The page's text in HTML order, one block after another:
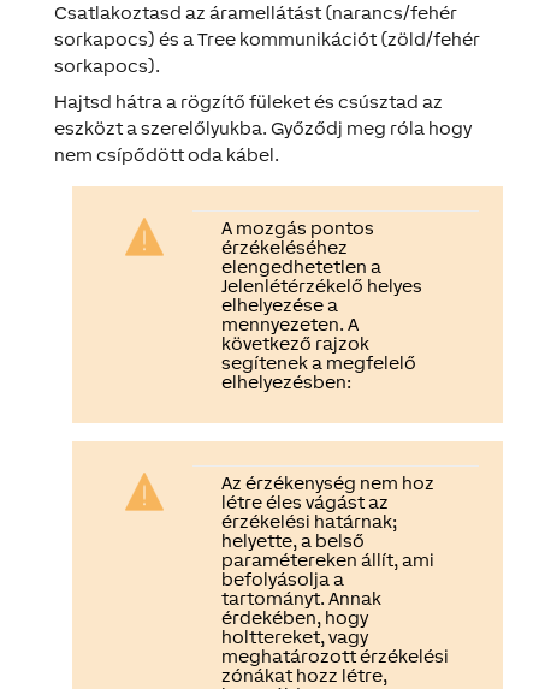
Csatlakoztasd az áramellátást (narancs/fehér
sorkapocs) és a Tree kommunikációt (zöld/fehér
sorkapocs).
Hajtsd hátra a rögzítő füleket és csúsztad az
eszközt a szerelőlyukba. Győződj meg róla hogy
nem csípődött oda kábel.
A mozgás pontos
érzékeléséhez
elengedhetetlen a
Jelenlétérzékelő helyes
elhelyezése a
mennyezeten. A
következő rajzok
segítenek a megfelelő
elhelyezésben:
Az érzékenység nem hoz
létre éles vágást az
érzékelési határnak;
helyette, a belső
paramétereken állít, ami
befolyásolja a
tartományt. Annak
érdekében, hogy
holttereket, vagy
meghatározott érzékelési
zónákat hozz létre,